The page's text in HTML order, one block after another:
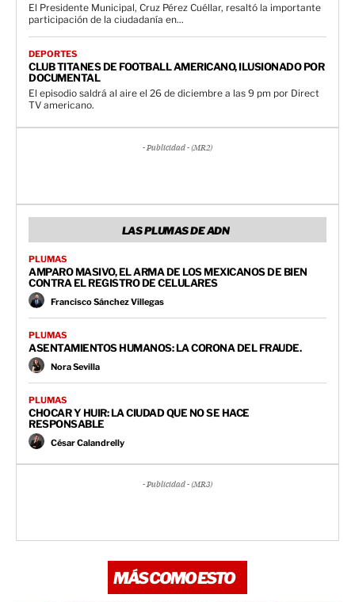
El Presidente Municipal, Cruz Pérez Cuéllar, resaltó la importante
participación de la ciudadanía en...
DEPORTES
CLUB TITANES DE FOOTBALL AMERICANO, ILUSIONADO POR
DOCUMENTAL
El episodio saldrá al aire el 26 de diciembre a las 9 pm por Direct
TV americano.
- Publicidad - (MR2)
LAS PLUMAS DE ADN
PLUMAS
AMPARO MASIVO, EL ARMA DE LOS MEXICANOS DE BIEN
CONTRA EL REGISTRO DE CELULARES
Francisco Sánchez Villegas
PLUMAS
ASENTAMIENTOS HUMANOS: LA CORONA DEL FRAUDE.
Nora Sevilla
PLUMAS
CHOCAR Y HUIR: LA CIUDAD QUE NO SE HACE
RESPONSABLE
César Calandrelly
- Publicidad - (MR3)
MÁS COMO ESTO